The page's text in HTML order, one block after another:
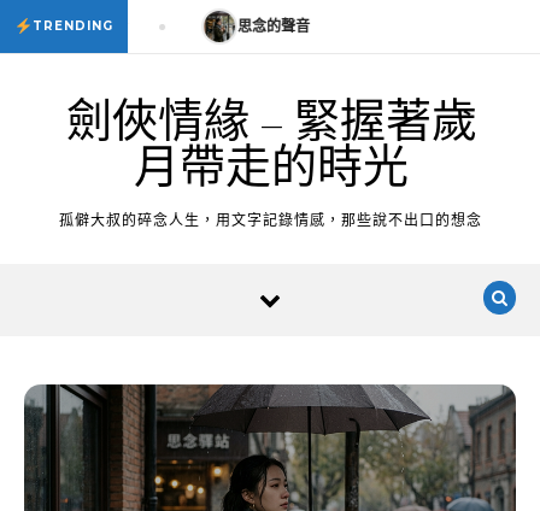
Skip to content
TRENDING
思念的聲音 思念的聲音
劍俠情緣 – 緊握著歲
月帶走的時光
孤僻大叔的碎念人生，用文字記錄情感，那些說不出口的想念